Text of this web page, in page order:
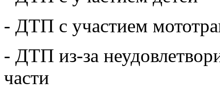
- ДТП с участием
- ДТП из-за
части